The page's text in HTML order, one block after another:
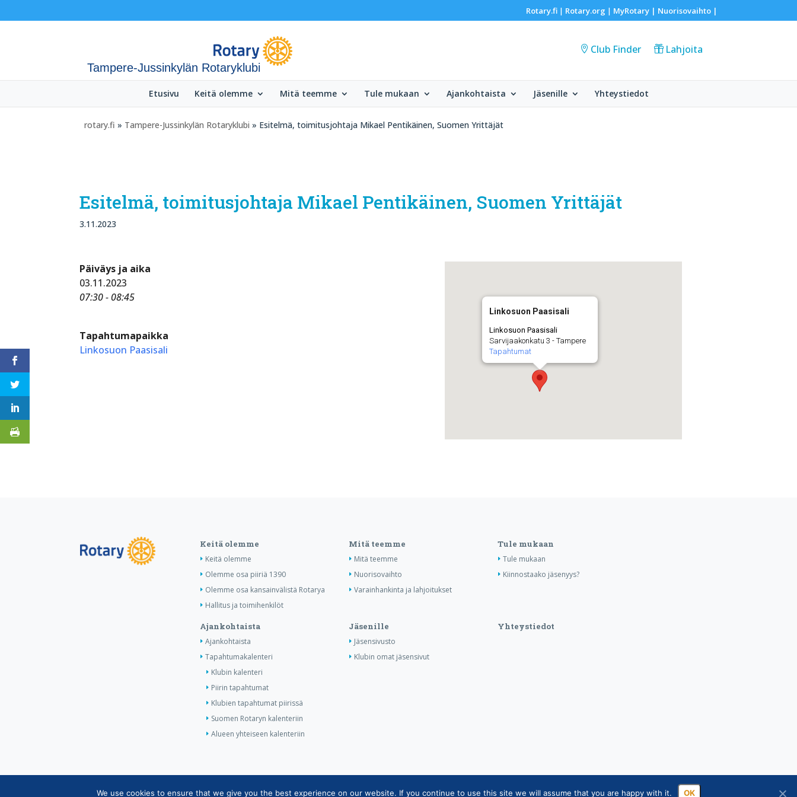
Rotary.fi| Rotary.org | MyRotary | Nuorisovaihto|
Tampere-Jussinkylän Rotaryklubi
Club Finder Lahjoita
Etusivu Keitä olemme Mitä teemme Tule mukaan Ajankohtaista Jäsenille Yhteystiedot
rotary.fi » Tampere-Jussinkylän Rotaryklubi » Esitelmä, toimitusjohtaja Mikael Pentikäinen, Suomen Yrittäjät
Esitelmä, toimitusjohtaja Mikael Pentikäinen, Suomen Yrittäjät
3.11.2023
Linkosuon Paasisali
Linkosuon Paasisali
Sarvijaakonkatu 3 - Tampere
Tapahtumat
Päiväys ja aika
03.11.2023
07:30 - 08:45
Tapahtumapaikka
Linkosuon Paasisali
Keitä olemme
Keitä olemme
Olemme osa piiriä 1390
Olemme osa kansainvälistä Rotarya
Hallitus ja toimihenkilöt
Mitä teemme
Mitä teemme
Nuorisovaihto
Varainhankinta ja lahjoitukset
Tule mukaan
Tule mukaan
Kiinnostaako jäsenyys?
Ajankohtaista
Ajankohtaista
Tapahtumakalenteri
Klubin kalenteri
Piirin tapahtumat
Klubien tapahtumat piirissä
Suomen Rotaryn kalenteriin
Alueen yhteiseen kalenteriin
Jäsenille
Jäsensivusto
Klubin omat jäsensivut
Yhteystiedot
Copyright © Suomen Rotarypalvelu ry 2026 |Jäsentietojärjestelmän tietosuojaseloste|Henkilötietojen käsittely Rotarytoiminnassa
We use cookies to ensure that we give you the best experience on our website. If you continue to use this site we will assume that you are happy with it. OK